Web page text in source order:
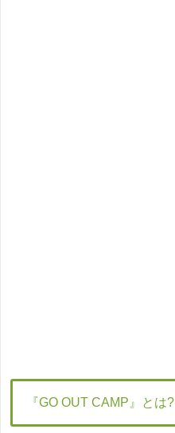
『GO OUT CAMP』とは?